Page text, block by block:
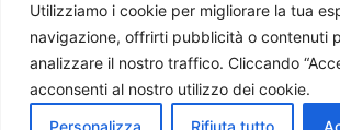
Utilizziamo i cookie per migliorare la tua
navigazione, offrirti pubblicità o contenuti
analizzare il nostro traffico. Cliccando
acconsenti al nostro utilizzo dei cookie.
Personalizza
Rifiuta tutto
Privacy Policy Whistleblowing
Gate 39 Largo Francesco Richini, 2/A 20122